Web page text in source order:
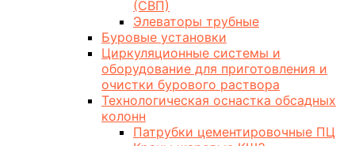
(СВП)
Элеваторы трубные
Буровые установки
Циркуляционные системы и
оборудование для приготовления и
очистки бурового раствора
Технологическая оснастка обсадных
колонн
Патрубки цементировочные ПЦ